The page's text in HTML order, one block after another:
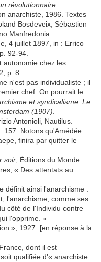
révolutionnaire
anarchiste, 1986. Textes
Bosdeveix, Sébastien
Manfredonia.
4 juillet 1897, in : Errico
92-94.
autonomie chez les
p. 8.
n'est pas individualiste ; il
chef. On pourrait le
et syndicalisme. Le
(1907)
Antonioli, Nautilus. –
157. Notons qu'Amédée
finira par quitter le
soir , Éditions du Monde
« Des attentats au
définit ainsi l'anarchisme :
l'anarchisme, comme ses
côté de l'Individu contre
l'opprime. »
», 1927. [en réponse à la
dont il est
qualifiée d'« anarchiste